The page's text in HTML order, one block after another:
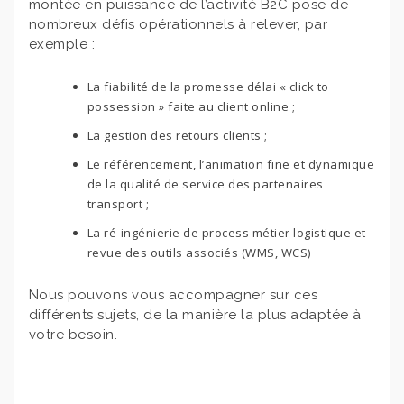
montée en puissance de l’activité B2C pose de
nombreux défis opérationnels à relever, par
exemple :
La fiabilité de la promesse délai « click to
possession » faite au client online ;
La gestion des retours clients ;
Le référencement, l’animation fine et dynamique
de la qualité de service des partenaires
transport ;
La ré-ingénierie de process métier logistique et
revue des outils associés (WMS, WCS)
Nous pouvons vous accompagner sur ces
différents sujets, de la manière la plus adaptée à
votre besoin.